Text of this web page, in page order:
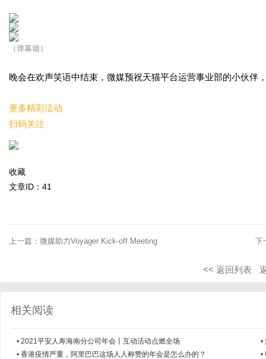
（弹幕墙）
晚会在欢声笑语中结束，微媒预祝天猫平台运营事业部的小伙伴
更多精彩活动
扫码关注
收藏
文章ID：41
上一篇： 微媒助力Voyager Kick-off Meeting 下
<< 返回列表
相关阅读
• 2021平安人寿海南分公司年会丨互动活动点燃全场 •
• 香港疫情严重，阿里巴巴这场人人称赞的年会是怎么办的？ •